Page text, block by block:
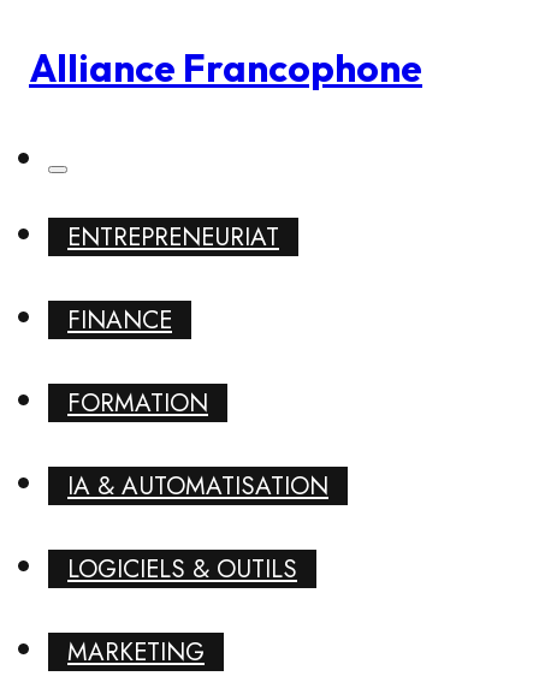
Alliance Francophone
ENTREPRENEURIAT
FINANCE
FORMATION
IA & AUTOMATISATION
LOGICIELS & OUTILS
MARKETING